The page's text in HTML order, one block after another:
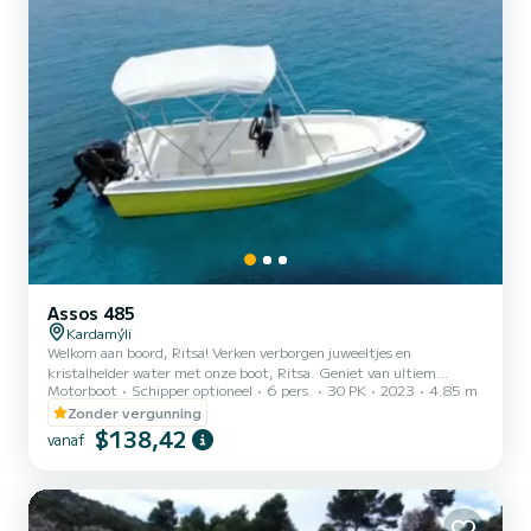
Assos 485
Kardamýli
Welkom aan boord, Ritsa! Verken verborgen juweeltjes en
kristalhelder water met onze boot, Ritsa. Geniet van ultiem
comfort met leren stoelen, een bimini-top zonnescherm en een
Bluetooth-geluidssysteem. Uw veiligheid staat voorop, met
reddingsvesten voor iedereen, een secundaire 2023 Mercury 3.5pk
motor, pyrotechnische veiligheidsuitrusting, GPS-tracker (volgt de
Voorwaarden & Condities: Er is geen vergunning vereist voor het
best...
Motorboot Schipper optioneel 6 pers. 30 PK 2023
4.85 m
Zonder vergunning
vanaf $138,42